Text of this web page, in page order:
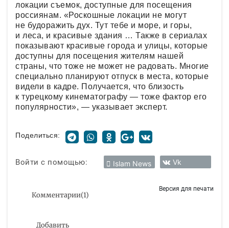
локации съемок, доступные для посещения
россиянам. «Роскошные локации не могут
не будоражить дух. Тут тебе и море, и горы,
и леса, и красивые здания … Также в сериалах
показывают красивые города и улицы, которые
доступны для посещения жителям нашей
страны, что тоже не может не радовать. Многие
специально планируют отпуск в места, которые
видели в кадре. Получается, что близость
к турецкому кинематографу — тоже фактор его
популярности», — указывает эксперт.
Поделиться:
Войти с помощью: Islam News Vk
Комментарии(1)
Версия для печати
Добавить